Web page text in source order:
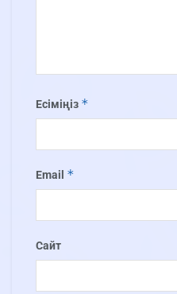
Есіміңіз *
Email *
Сайт